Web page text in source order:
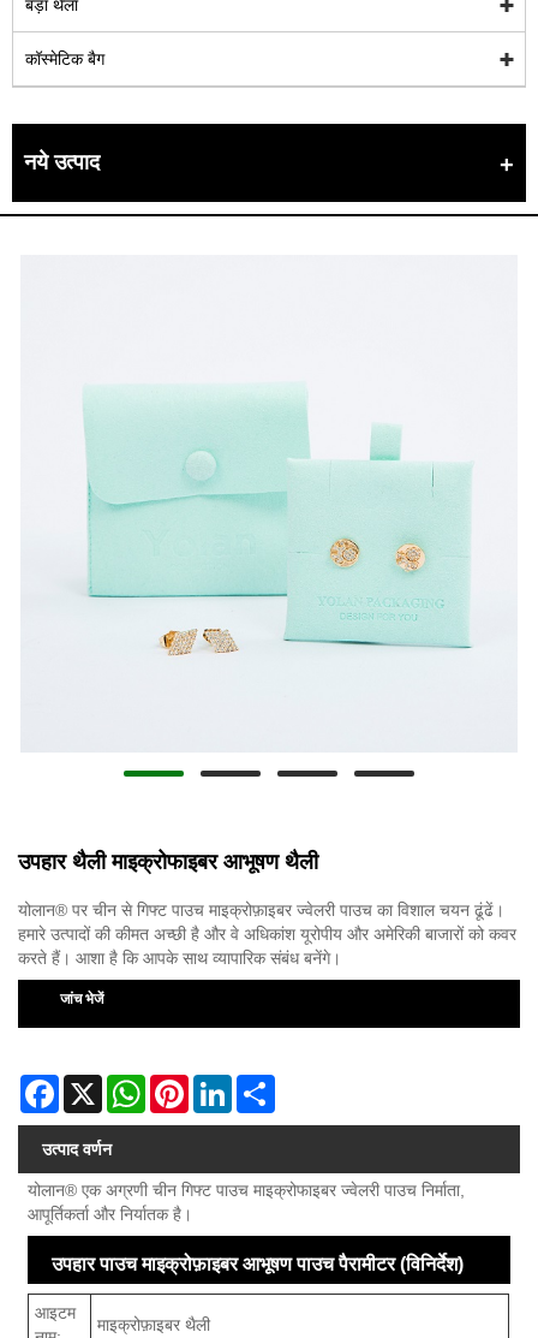
बड़ा थैला
कॉस्मेटिक बैग
नये उत्पाद
उपहार थैली माइक्रोफाइबर आभूषण थैली
योलान® पर चीन से गिफ्ट पाउच माइक्रोफ़ाइबर ज्वेलरी पाउच का विशाल चयन ढूंढें।
हमारे उत्पादों की कीमत अच्छी है और वे अधिकांश यूरोपीय और अमेरिकी बाजारों को कवर
करते हैं। आशा है कि आपके साथ व्यापारिक संबंध बनेंगे।
जांच भेजें
Facebook
X WhatsAppPinterestLinkedIn
उत्पाद वर्णन
योलान® एक अग्रणी चीन गिफ्ट पाउच माइक्रोफाइबर ज्वेलरी पाउच निर्माता,
आपूर्तिकर्ता और निर्यातक है।
उपहार पाउच माइक्रोफ़ाइबर आभूषण पाउच पैरामीटर (विनिर्देश)
आइटम
माइक्रोफ़ाइबर थैली